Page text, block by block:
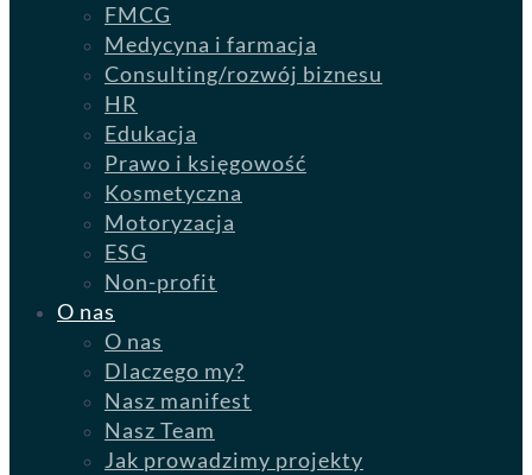
FMCG
Medycyna i farmacja
Consulting/rozwój biznesu
HR
Edukacja
Prawo i księgowość
Kosmetyczna
Motoryzacja
ESG
Non-profit
O nas
O nas
Dlaczego my?
Nasz manifest
Nasz Team
Jak prowadzimy projekty